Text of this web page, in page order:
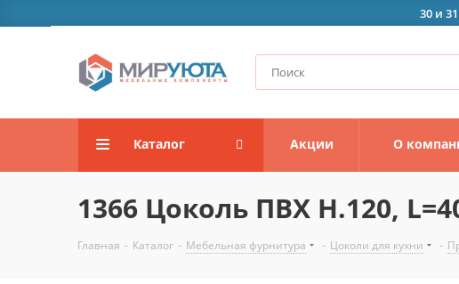
30 и
Каталог Акции О
1366 Цоколь ПВХ H.120,
Главная - Каталог - Мебельная фурнитура - Цоколи для кухни -